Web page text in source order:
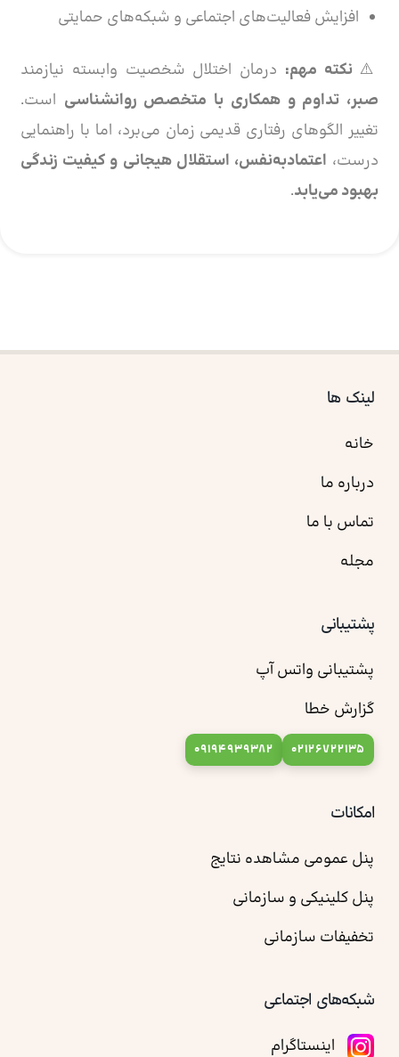
افزایش فعالیت‌های اجتماعی و شبکه‌های حمایتی
⚠️ نکته مهم: درمان اختلال شخصیت وابسته نیازمند
صبر، تداوم و همکاری با متخصص روانشناسی است.
تغییر الگوهای رفتاری قدیمی زمان می‌برد، اما با راهنمایی
درست، اعتمادبه‌نفس، استقلال هیجانی و کیفیت زندگی
بهبود می‌یابد.
لینک ها
خانه
درباره ما
تماس با ما
مجله
پشتیبانی
پشتیبانی واتس آپ
گزارش خطا
02126722135
09194939382
امکانات
پنل عمومی مشاهده نتایج
پنل کلینیکی و سازمانی
تخفیفات سازمانی
شبکه‌های اجتماعی
اینستاگرام